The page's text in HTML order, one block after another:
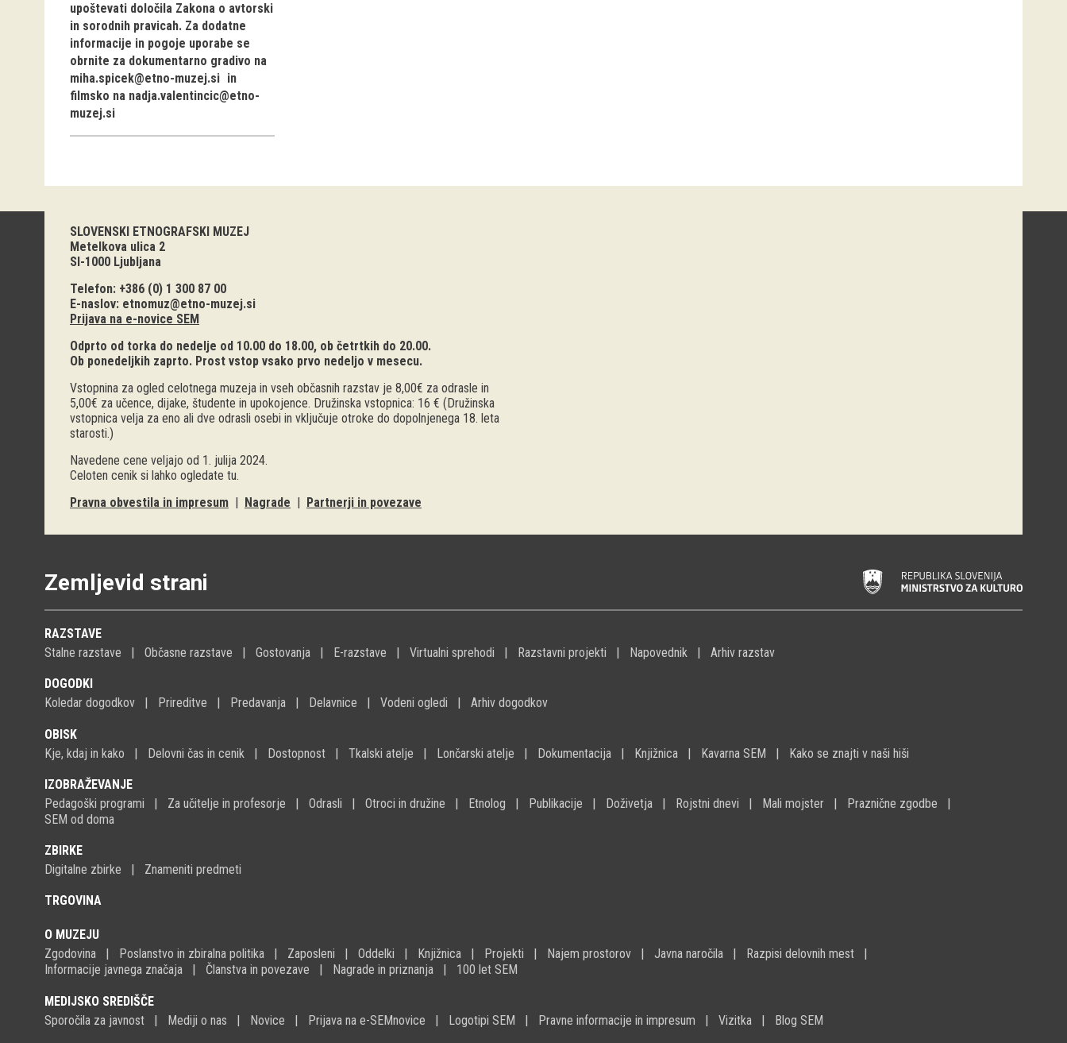
upoštevati določila Zakona o avtorski
in sorodnih pravicah. Za dodatne
informacije in pogoje uporabe se
obrnite za dokumentarno gradivo na
miha.spicek@etno-muzej.si in
filmsko na nadja.valentincic@etno-
muzej.si
SLOVENSKI ETNOGRAFSKI MUZEJ
Metelkova ulica 2
SI-1000 Ljubljana
Telefon: +386 (0) 1 300 87 00
E-naslov: etnomuz@etno-muzej.si
Prijava na e-novice SEM
Odprto od torka do nedelje od 10.00 do 18.00, ob četrtkih do 20.00.
Ob ponedeljkih zaprto. Prost vstop vsako prvo nedeljo v mesecu.
Vstopnina za ogled celotnega muzeja in vseh občasnih razstav je 8,00€ za odrasle in
5,00€ za učence, dijake, študente in upokojence. Družinska vstopnica: 16 € (Družinska
vstopnica velja za eno ali dve odrasli osebi in vključuje otroke do dopolnjenega 18. leta
starosti.)
Navedene cene veljajo od 1. julija 2024.
Celoten cenik si lahko ogledate tu.
Pravna obvestila in impresum | Nagrade | Partnerji in povezave
Zemljevid strani
RAZSTAVE
Stalne razstave
Občasne razstave Gostovanja E-razstave Virtualni sprehodi Razstavni projekti Napovednik Arhiv razstav
DOGODKI
Koledar dogodkov
Prireditve Predavanja Delavnice Vodeni ogledi Arhiv dogodkov
OBISK
Kje, kdaj in kako
Delovni čas in cenik Dostopnost Tkalski atelje Lončarski atelje Dokumentacija Knjižnica Kavarna SEM Kako se znajti v naši hiši
IZOBRAŽEVANJE
Pedagoški programi
Za učitelje in profesorje Odrasli Otroci in družine Etnolog Publikacije Doživetja Rojstni dnevi Mali mojster
Praznične zgodbe
SEM od doma
ZBIRKE
Digitalne zbirke
Znameniti predmeti
TRGOVINA
O MUZEJU
Zgodovina
Poslanstvo in zbiralna politika Zaposleni Oddelki Knjižnica Projekti Najem prostorov Javna naročila
Razpisi delovnih mest
Informacije javnega značaja
Članstva in povezave Nagrade in priznanja 100 let SEM
MEDIJSKO SREDIŠČE
Sporočila za javnost
Mediji o nas Novice Prijava na e-SEMnovice Logotipi SEM Pravne informacije in impresum Vizitka Blog SEM